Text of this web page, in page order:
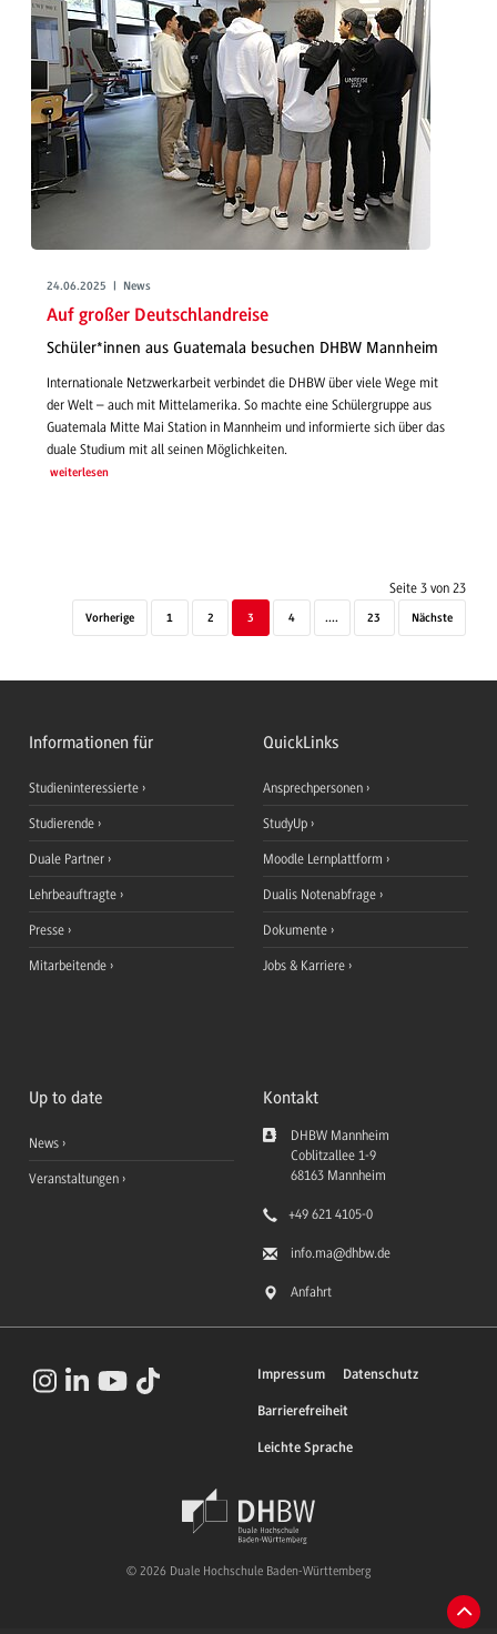
24.06.2025 | News
Auf großer Deutschlandreise
Schüler*innen aus Guatemala besuchen DHBW Mannheim
Internationale Netzwerkarbeit verbindet die DHBW über viele Wege mit
der Welt – auch mit Mittelamerika. So machte eine Schülergruppe aus
Guatemala Mitte Mai Station in Mannheim und informierte sich über das
duale Studium mit all seinen Möglichkeiten.
weiterlesen
Seite 3 von 23
Vorherige 1 2 3 4 .... 23 Nächste
Informationen für
Studieninteressierte
Studierende
Duale Partner
Lehrbeauftragte
Presse
Mitarbeitende
QuickLinks
Ansprechpersonen
StudyUp
Moodle Lernplattform
Dualis Notenabfrage
Dokumente
Jobs & Karriere
Up to date
News
Veranstaltungen
Kontakt
DHBW Mannheim
Coblitzallee 1-9
68163 Mannheim
+49 621 4105-0
info.ma@dhbw.de
Anfahrt
Impressum Datenschutz
Barrierefreiheit
Leichte Sprache
© 2026 Duale Hochschule Baden-Württemberg
Zum